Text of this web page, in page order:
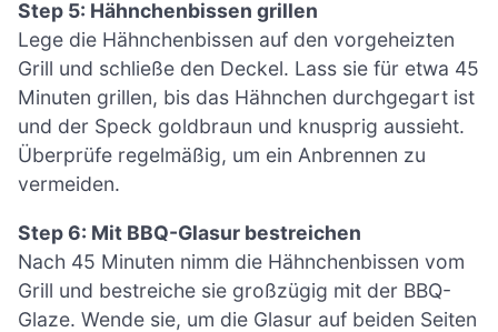
Step 5: Hähnchenbissen grillen
Lege die Hähnchenbissen auf den vorgeheizten
Grill und schließe den Deckel. Lass sie für etwa 45
Minuten grillen, bis das Hähnchen durchgegart ist
und der Speck goldbraun und knusprig aussieht.
Überprüfe regelmäßig, um ein Anbrennen zu
vermeiden.
Step 6: Mit BBQ-Glasur bestreichen
Nach 45 Minuten nimm die Hähnchenbissen vom
Grill und bestreiche sie großzügig mit der BBQ-
Glaze. Wende sie, um die Glasur auf beiden Seiten